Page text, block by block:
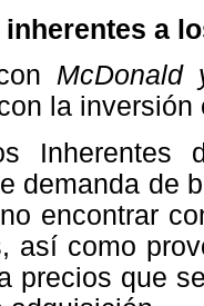
a
McDonald
la
Inherentes
demanda de
encontrar
así como
precios que